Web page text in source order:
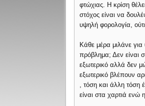
φτώχιας. Η κρίση
στόχος είναι να
υψηλή φορολογία,
Κάθε μέρα μιλάνε
πρόβλημα; Δεν είναι
εξωτερικό αλλά δεν
εξωτερικό βλέπουν
, τόση και άλλη τόση
είναι στα χαρτιά ενώ